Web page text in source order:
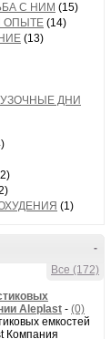
С НИМ (15)
ОПЫТЕ (14)
(13)
ДНИ
(1)
-
Все (172)
Aleplast - (0)
емкостей
Компания